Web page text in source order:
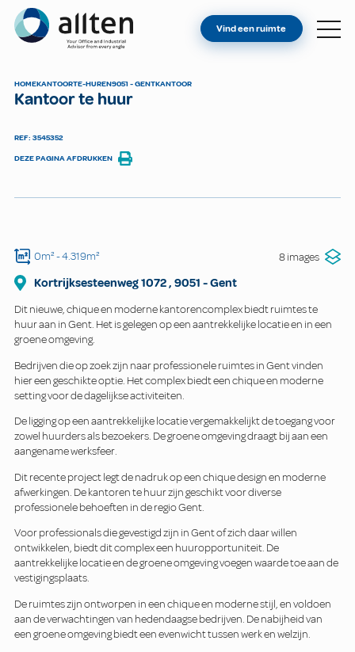
Allten
VIND EEN RUIMTE
Vind een ruimte
HOMEKANTOORTE-HUREN9051 - GENTKANTOOR
Kantoor te huur
REF: 3545352
DEZE PAGINA AFDRUKKEN
0m²- 4.319m² 8 images
Kortrijksesteenweg1072, 9051 -Gent
Dit nieuwe, chique en moderne kantorencomplex biedt ruimtes te
huur aan in Gent. Het is gelegen op een aantrekkelijke locatie en in een
groene omgeving.
Bedrijven die op zoek zijn naar professionele ruimtes in Gent vinden
hier een geschikte optie. Het complex biedt een chique en moderne
setting voor de dagelijkse activiteiten.
De ligging op een aantrekkelijke locatie vergemakkelijkt de toegang voor
zowel huurders als bezoekers. De groene omgeving draagt bij aan een
aangename werksfeer.
Dit recente project legt de nadruk op een chique design en moderne
afwerkingen. De kantoren te huur zijn geschikt voor diverse
professionele behoeften in de regio Gent.
Voor professionals die gevestigd zijn in Gent of zich daar willen
ontwikkelen, biedt dit complex een huuropportuniteit. De
aantrekkelijke locatie en de groene omgeving voegen waarde toe aan de
vestigingsplaats.
De ruimtes zijn ontworpen in een chique en moderne stijl, en voldoen
aan de verwachtingen van hedendaagse bedrijven. De nabijheid van
een groene omgeving biedt een evenwicht tussen werk en welzijn.